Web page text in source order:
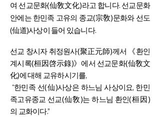
여 선교문화(仙敎文化)라고 합니다. 선교문화
안에는 한민족 고유의 종교(宗敎)문화와 선도
(仙道)사상이 들어 있습니다.
선교 창시자 취정원사(聚正元師)께서 《환인
계시록(桓因啓示錄)》에서 선교문화(仙敎文
化)에 대해 교유하시기를,
“한민족 선(仙)사상은 하느님 사상이요, 한민
족고유종교 선교(仙敎)는 하느님 환인(桓因)
의 교화이다.”